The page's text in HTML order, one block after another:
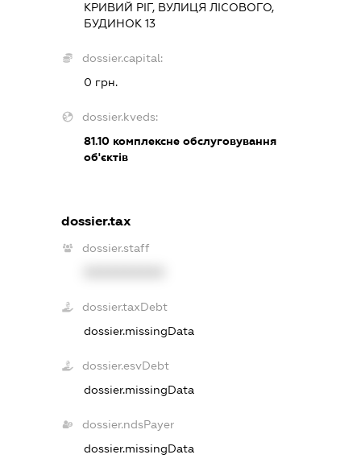
КРИВИЙ РІГ, ВУЛИЦЯ ЛІСОВОГО,
БУДИНОК 13
dossier.capital:
0 грн.
dossier.kveds:
81.10 комплексне обслуговування
об'єктів
dossier.tax
dossier.staff
dossier.taxDebt
dossier.missingData
dossier.esvDebt
dossier.missingData
dossier.ndsPayer
dossier.missingData